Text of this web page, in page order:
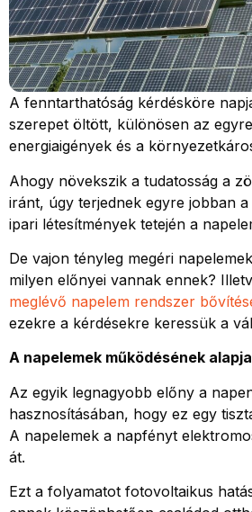
A fenntarthatóság kérdésköre
szerepet öltött, különösen az
energiaigények és a
Ahogy növekszik a tudatosság a
iránt, úgy terjednek egyre jobban a
ipari létesítmények tetején a
De vajon tényleg megéri
milyen előnyei vannak ennek?
meglévő napelem rendszer
ezekre a kérdésekre keressük a
A napelemek működésének alapja
Az egyik legnagyobb előny a
hasznosításában, hogy ez egy
A napelemek a napfényt
át.
Ezt a folyamatot fotovoltaikus